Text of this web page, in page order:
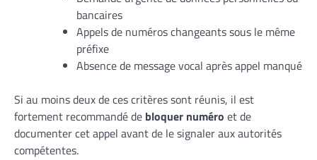
bancaires
Appels de numéros changeants sous le même
préfixe
Absence de message vocal après appel manqué
Si au moins deux de ces critères sont réunis, il est
fortement recommandé de bloquer numéro et de
documenter cet appel avant de le signaler aux autorités
compétentes.